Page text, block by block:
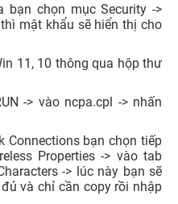
chọn mục Security ->
mật khẩu sẽ hiển thị cho
11, 10 thông qua hộp thư
-> vào ncpa.cpl -> nhấn
Connections bạn chọn tiếp
Properties -> vào tab
-> lúc này bạn sẽ
và chỉ cần copy rồi nhập